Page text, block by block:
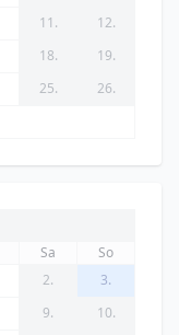
11.
12.
18.
19.
25.
26.
Sa
So
2.
3.
9.
10.